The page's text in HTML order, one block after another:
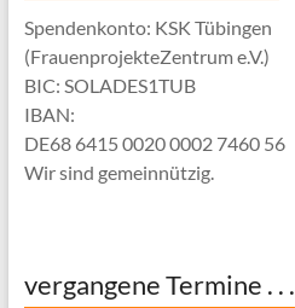
Spendenkonto: KSK Tübingen
(FrauenprojekteZentrum e.V.)
BIC: SOLADES1TUB
IBAN:
DE68 6415 0020 0002 7460 56
Wir sind gemeinnützig.
vergangene Termine . . .